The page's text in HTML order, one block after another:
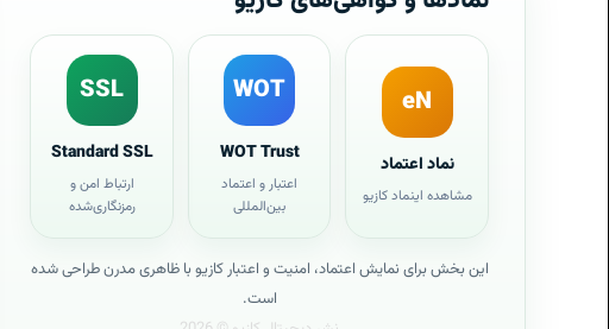
موبایل و اندروید (6)
مشاهده مقاله‌های این موضوع در وبلاگ کازیو
آموزش و راهنما (5)
مشاهده مقاله‌های این موضوع در وبلاگ کازیو
مسئولیت اجتماعی و اخبار کازیو (3)
مشاهده مقاله‌های این موضوع در وبلاگ کازیو
وبلاگ (0)
مشاهده مقاله‌های این موضوع در وبلاگ کازیو
eN
نماد اعتماد
مشاهده اینماد کازیو
WOT
WOT Trust
اعتبار و اعتماد
بین‌المللی
SSL
Standard SSL
ارتباط امن و
رمزنگاری‌شده
این بخش برای نمایش اعتماد، امنیت و اعتبار کازیو با ظاهری مدرن طراحی شده
است.